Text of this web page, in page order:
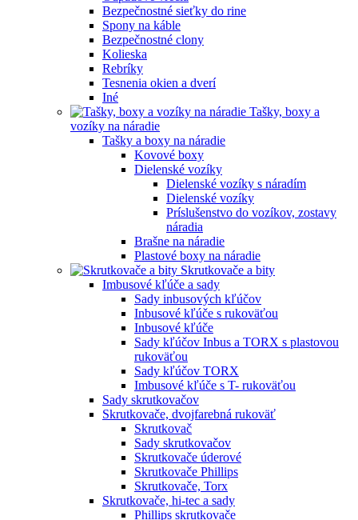
Bezpečnostné sieťky do rine
Spony na káble
Bezpečnostné clony
Kolieska
Rebríky
Tesnenia okien a dverí
Iné
Tašky, boxy a
vozíky na náradie
Tašky a boxy na náradie
Kovové boxy
Dielenské vozíky
Dielenské vozíky s náradím
Dielenské vozíky
Príslušenstvo do vozíkov, zostavy
náradia
Brašne na náradie
Plastové boxy na náradie
Skrutkovače a bity
Imbusové kľúče a sady
Sady inbusových kľúčov
Inbusové kľúče s rukoväťou
Inbusové kľúče
Sady kľúčov Inbus a TORX s plastovou
rukoväťou
Sady kľúčov TORX
Imbusové kľúče s T- rukoväťou
Sady skrutkovačov
Skrutkovače, dvojfarebná rukoväť
Skrutkovač
Sady skrutkovačov
Skrutkovače úderové
Skrutkovače Phillips
Skrutkovače, Torx
Skrutkovače, hi-tec a sady
Phillips skrutkovače